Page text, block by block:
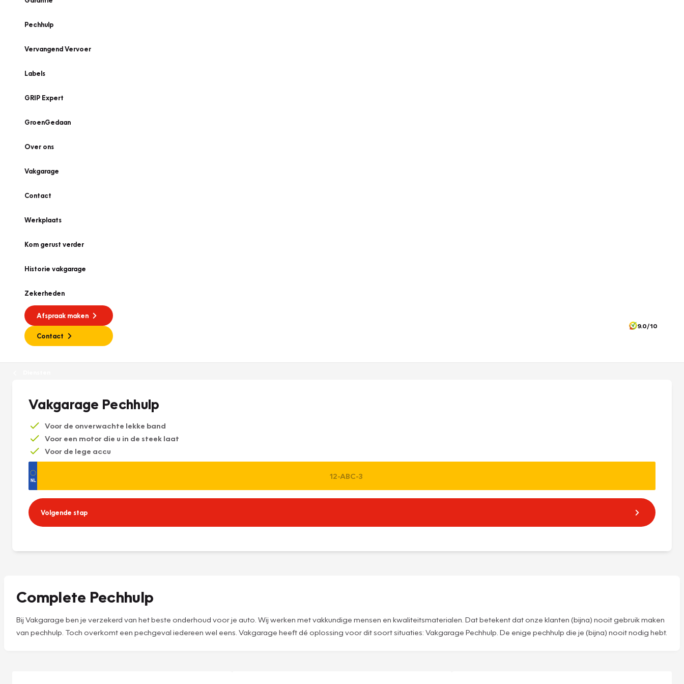
Pechhulp
Vervangend Vervoer
Labels
GRIP Expert
GroenGedaan
Over ons
Vakgarage
Contact
Werkplaats
Kom gerust verder
Historie vakgarage
Zekerheden
Afspraak maken
Contact
9.0/10
Vakgarage Pechhulp
Voor de onverwachte lekke band
Voor een motor die u in de steek laat
Voor de lege accu
Volgende stap
Complete Pechhulp
Bij Vakgarage ben je verzekerd van het beste onderhoud voor je auto. Wij werken met vakkundige mensen en kwaliteitsmaterialen. Dat betekent dat onze klanten (bijna) nooit gebruik maken
van pechhulp. Toch overkomt een pechgeval iedereen wel eens. Vakgarage heeft dé oplossing voor dit soort situaties: Vakgarage Pechhulp. De enige pechhulp die je (bijna) nooit nodig hebt.